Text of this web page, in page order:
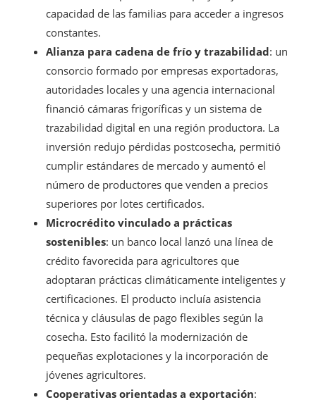
capacidad de las familias para acceder a ingresos
constantes.
Alianza para cadena de frío y trazabilidad: un
consorcio formado por empresas exportadoras,
autoridades locales y una agencia internacional
financió cámaras frigoríficas y un sistema de
trazabilidad digital en una región productora. La
inversión redujo pérdidas postcosecha, permitió
cumplir estándares de mercado y aumentó el
número de productores que venden a precios
superiores por lotes certificados.
Microcrédito vinculado a prácticas
sostenibles: un banco local lanzó una línea de
crédito favorecida para agricultores que
adoptaran prácticas climáticamente inteligentes y
certificaciones. El producto incluía asistencia
técnica y cláusulas de pago flexibles según la
cosecha. Esto facilitó la modernización de
pequeñas explotaciones y la incorporación de
jóvenes agricultores.
Cooperativas orientadas a exportación: